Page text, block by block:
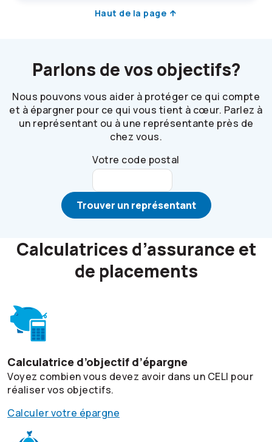
Haut de la page
Parlons de vos objectifs?
Nous pouvons vous aider à protéger ce qui compte
et à épargner pour ce qui vous tient à cœur. Parlez à
un représentant ou à une représentante près de
chez vous.
Votre code postal
Trouver un représentant
Calculatrices d’assurance et
de placements
Calculatrice d’objectif d’épargne
Voyez combien vous devez avoir dans un CELI pour
réaliser vos objectifs.
Calculer votre épargne